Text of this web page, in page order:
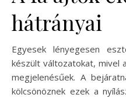
hátrányai
Egyesek lényegesen
készült változatokat, mivel
megjelenésűek. A
kölcsönöznek ezek a